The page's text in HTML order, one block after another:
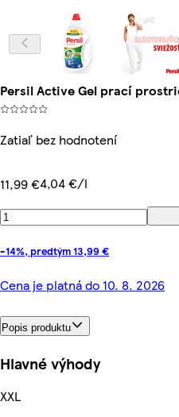
Persil Active Gel prací
Zatiaľ bez hodnotení
11,99 €4,04 €/l
-14%, predtým 13,99 €
Cena je platná do 10. 8. 2026
Popis produktu
Hlavné výhody
XXL